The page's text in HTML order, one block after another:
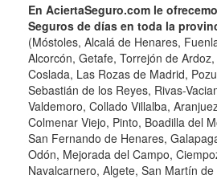
En AciertaSeguro.com le
Seguros de días en toda la
(Móstoles, Alcalá de Henares,
Alcorcón, Getafe, Torrejón de
Coslada, Las Rozas de Madrid,
Sebastián de los Reyes, Rivas-
Valdemoro, Collado Villalba,
Colmenar Viejo, Pinto, Boadilla del
San Fernando de Henares,
Odón, Mejorada del Campo,
Navalcarnero, Algete, San Martín de